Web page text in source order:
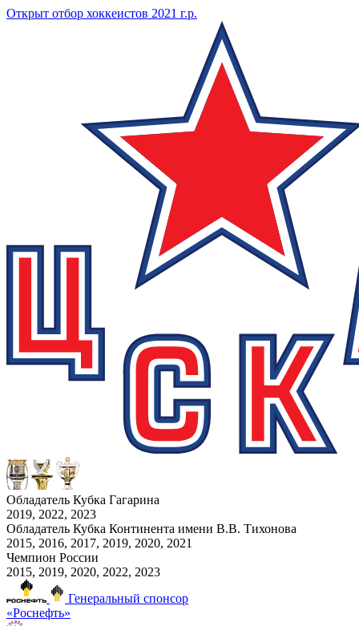
Открыт отбор хоккеистов 2021 г.р.
Обладатель Кубка Гагарина
2019, 2022, 2023
Обладатель Кубка Континента имени В.В. Тихонова
2015, 2016, 2017, 2019, 2020, 2021
Чемпион России
2015, 2019, 2020, 2022, 2023
Генеральный спонсор
«Роснефть»